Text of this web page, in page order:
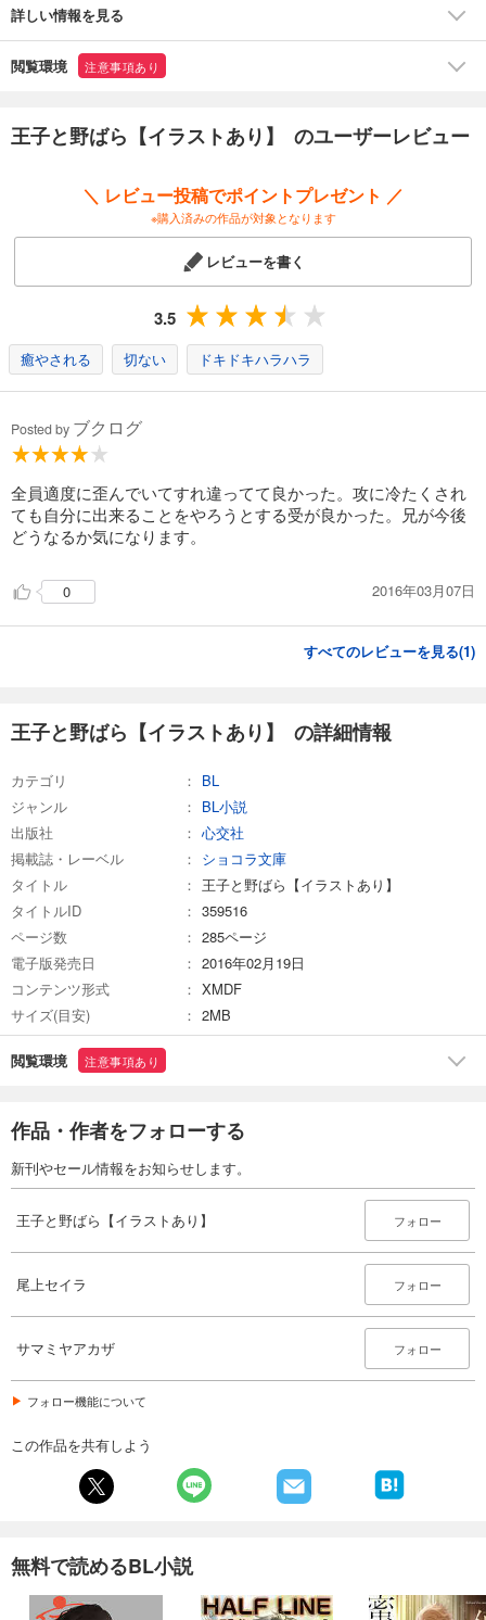
詳しい情報を見る
閲覧環境 注意事項あり
王子と野ばら【イラストあり】 のユーザーレビュー
＼ レビュー投稿でポイントプレゼント ／
※購入済みの作品が対象となります
レビューを書く
3.5
癒やされる 切ない ドキドキハラハラ
Posted by ブクログ
全員適度に歪んでいてすれ違ってて良かった。攻に冷たくされ
ても自分に出来ることをやろうとする受が良かった。兄が今後
どうなるか気になります。
0 2016年03月07日
すべてのレビューを見る(1)
王子と野ばら【イラストあり】 の詳細情報
カテゴリ
BL
ジャンル
BL小説
出版社
心交社
掲載誌・レーベル
ショコラ文庫
タイトル
王子と野ばら【イラストあり】
タイトルID
359516
ページ数
285ページ
電子版発売日
2016年02月19日
コンテンツ形式
XMDF
サイズ(目安)
2MB
閲覧環境 注意事項あり
作品・作者をフォローする
新刊やセール情報をお知らせします。
王子と野ばら【イラストあり】 フォロー
尾上セイラ フォロー
サマミヤアカザ フォロー
フォロー機能について
この作品を共有しよう
無料で読めるBL小説